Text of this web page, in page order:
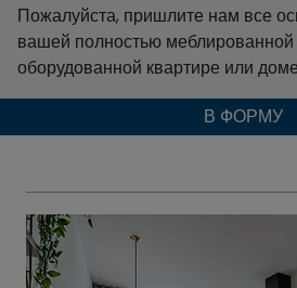
Пожалуйста, пришлите нам все
вашей полностью
оборудованной квартире или
В ФОРМУ